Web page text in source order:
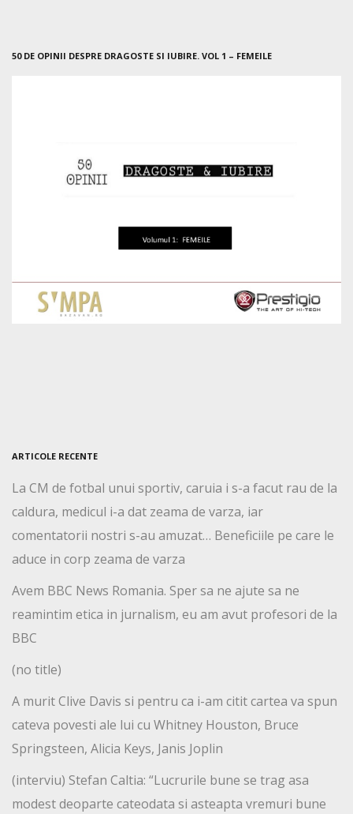
50 DE OPINII DESPRE DRAGOSTE SI IUBIRE. VOL 1 – FEMEILE
ARTICOLE RECENTE
La CM de fotbal unui sportiv, caruia i s-a facut rau de la
caldura, medicul i-a dat zeama de varza, iar
comentatorii nostri s-au amuzat… Beneficiile pe care le
aduce in corp zeama de varza
Avem BBC News Romania. Sper sa ne ajute sa ne
reamintim etica in jurnalism, eu am avut profesori de la
BBC
(no title)
A murit Clive Davis si pentru ca i-am citit cartea va spun
cateva povesti ale lui cu Whitney Houston, Bruce
Springsteen, Alicia Keys, Janis Joplin
(interviu) Stefan Caltia: “Lucrurile bune se trag asa
modest deoparte cateodata si asteapta vremuri bune